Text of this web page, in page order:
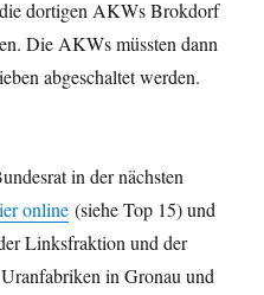
dortigen AKWs Brokdorf
Die AKWs müssten dann
abgeschaltet werden.
in der nächsten
online (siehe Top 15) und
Linksfraktion und der
in Gronau und